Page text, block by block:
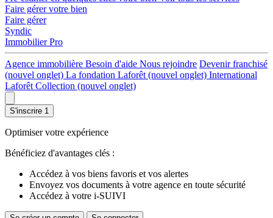
Faire gérer votre bien
Faire gérer
Syndic
Immobilier Pro
Agence immobilière Besoin d'aide Nous rejoindre Devenir franchisé
(nouvel onglet) La fondation Laforêt (nouvel onglet) International
Laforêt Collection (nouvel onglet)
S'inscrire 1
Optimiser votre expérience
Bénéficiez d'avantages clés :
Accédez à vos biens favoris et vos alertes
Envoyez vos documents à votre agence en toute sécurité
Accédez à votre i-SUIVI